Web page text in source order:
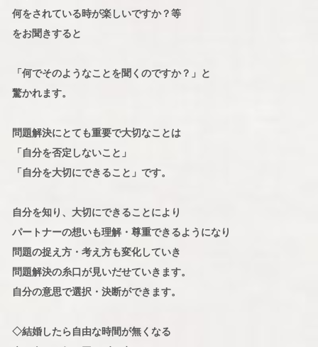
何をされている時が楽しいですか？等
をお聞きすると
「何でそのようなことを聞くのですか？」と
驚かれます。
問題解決にとても重要で大切なことは
「自分を否定しないこと」
「自分を大切にできること」です。
自分を知り、大切にできることにより
パートナーの想いも理解・尊重できるようになり
問題の捉え方・考え方も変化していき
問題解決の糸口が見いだせていきます。
自分の意思で選択・決断ができます。
◇結婚したら自由な時間が無くなる